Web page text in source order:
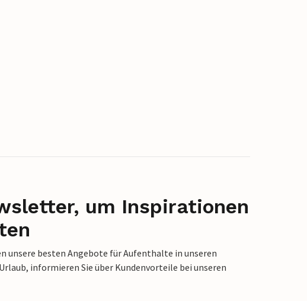
um Inspirationen
unsere besten Angebote für Aufenthalte in unseren
informieren Sie über Kundenvorteile bei unseren